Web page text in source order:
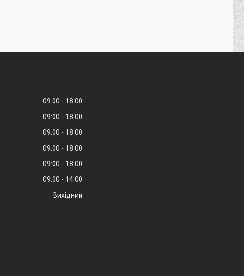
09:00
18:00
09:00
18:00
09:00
18:00
09:00
18:00
09:00
18:00
09:00
14:00
Вихідний